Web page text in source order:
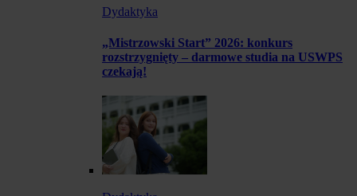
Dydaktyka
„Mistrzowski Start” 2026: konkurs
rozstrzygnięty – darmowe studia na USWPS
czekają!